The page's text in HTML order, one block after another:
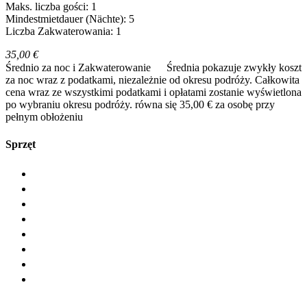
Maks. liczba gości: 1
Mindestmietdauer (Nächte): 5
Liczba Zakwaterowania: 1
35,00 €
Średnio za noc i Zakwaterowanie
Średnia pokazuje zwykły koszt
za noc wraz z podatkami, niezależnie od okresu podróży. Całkowita
cena wraz ze wszystkimi podatkami i opłatami zostanie wyświetlona
po wybraniu okresu podróży. równa się 35,00 € za osobę przy
pełnym obłożeniu
Sprzęt